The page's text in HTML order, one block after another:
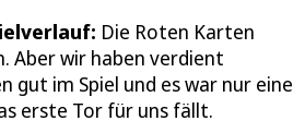
Die Roten Karten
Aber wir haben verdient
gut im Spiel und es war nur eine
erste Tor für uns fällt.